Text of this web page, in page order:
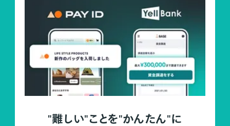
"難しい"ことを"かんたん"に